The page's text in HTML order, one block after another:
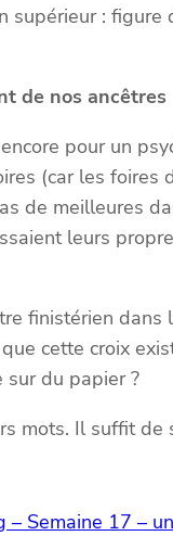
supérieur :
de nos ancêtres
pour un
(car les
de meilleures
leurs
finistérien
cette croix
sur du papier ?
mots. Il suffit de
Semaine 17 –